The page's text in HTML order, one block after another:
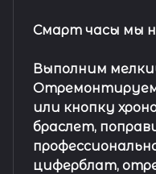
Смарт часы мы
Выполним
Отремонтируем
или кнопку
браслет,
циферблат,